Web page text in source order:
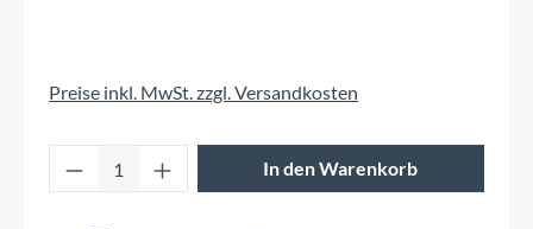
Preise inkl. MwSt. zzgl. Versandkosten
Produkt Anzahl: Gib den gewünschten
In den Warenkorb